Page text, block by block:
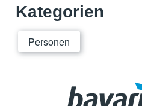
Kategorien
Personen